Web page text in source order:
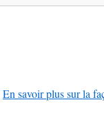
En savoir plus sur la